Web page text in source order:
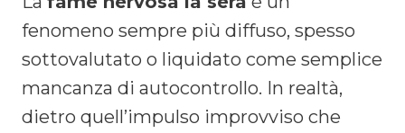
fenomeno sempre più diffuso, spesso
sottovalutato o liquidato come semplice
mancanza di autocontrollo. In realtà,
dietro quell’impulso improvviso che